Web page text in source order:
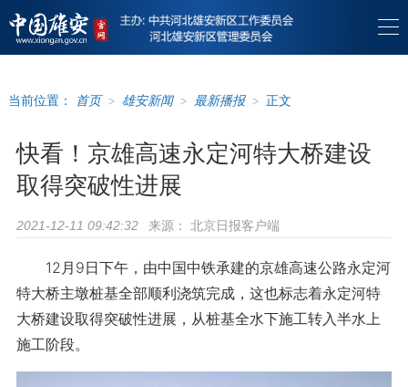
当前位置： 首页 > 雄安新闻 > 最新播报 > 正文
快看！京雄高速永定河特大桥建设
取得突破性进展
2021-12-11 09:42:32 来源： 北京日报客户端
12月9日下午，由中国中铁承建的京雄高速公路永定河
特大桥主墩桩基全部顺利浇筑完成，这也标志着永定河特
大桥建设取得突破性进展，从桩基全水下施工转入半水上
施工阶段。